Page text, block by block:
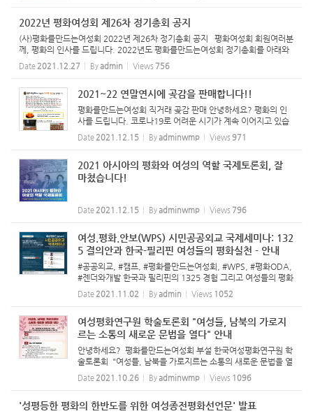
2022년 평화여성회 제26차 정기총회 공지
(사)평화를만드는여성회 2022년 제26차 정기총회 공지 평화여성회 회원여러분
께, 평화의 인사를 드립니다. 2022년도 평화를만드는여성회 정기총회를 아래와
같은 일정으로 열고자 합니다. 모든 회원들의 마음을 모으는 자리가 될 수 있도록
꼭 참석하셔서 우...
Date 2021.12.27 Byadmin Views 756
2021~22 연말연시에 곶감을 판매합니다!!
평화를만드는여성회 직거래 곶감 판매 안녕하세요? 평화의 인
사를 드립니다. 코로나19로 어려운 시기가 계속 이어지고 있습
니다. 평화여성회가 올해도 재정마련 사업의 일환으로, 달달하
고 쫄깃한 함양곶감을 판매합니다. 매년 소개 해 드리는 함양곶
Date 2021.12.15 Byadminwmp Views 971
2021 아시아의 평화와 여성의 역할 국제토론회, 잘
마쳤습니다!
Date 2021.12.15 Byadminwmp Views 796
여성.평화.안보(WPS) 시민공공외교 국제세미나: 132
5 결의안과 한국-필리핀 여성들의 평화실천 - 안내
#공공외교, #캠프, #평화를만드는여성회, #WPS, #평화ODA,
#젠더와개발 한국과 필리핀의 1325 경험 그리고 여성들의 평화
실천은? ☞ 참가등록하기: https://bit.ly/3nSp5hw <여성평화
안보(WPS) 시민공공외교 국제세미나> *일자: 2021년 11월 1
Date 2021.11.02 Byadmin Views 1052
여성평화연구원 학술토론회 "여성들, 남북의 가로지
르는 소통의 새로운 문법을 열다" 안내
안녕하세요? 평화를만드는여성회 부설 한국여성평화연구원 학
술토론회 "여성들, 남북을 가로지르는 소통의 새로운 문법을 열
다. - 여성의 평화통일 활동과 시민사회와의 소통.공감 노력"이
열립니다. 많은 관심과 참여 부탁드립니다. o 일시 : 2021년 1
Date 2021.10.26 Byadminwmp Views 1096
'성평등한 평화의 한반도를 위한 여성종전평화선언문' 발표